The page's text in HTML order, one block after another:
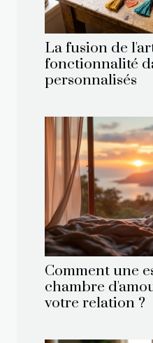
La fusion de
fonctionnalité
personnalisés
Comment une
chambre
votre relation ?